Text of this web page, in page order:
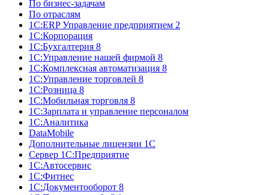
По бизнес-задачам
По отраслям
1C:ERP Управление предприятием 2
1С:Корпорация
1С:Бухгалтерия 8
1С:Управление нашей фирмой 8
1С:Комплексная автоматизация 8
1С:Управление торговлей 8
1С:Розница 8
1С:Мобильная торговля 8
1С:Зарплата и управление персоналом
1С:Аналитика
DataMobile
Дополнительные лицензии 1С
Сервер 1С:Предприятие
1С:Автосервис
1С:Фитнес
1С:Документооборот 8